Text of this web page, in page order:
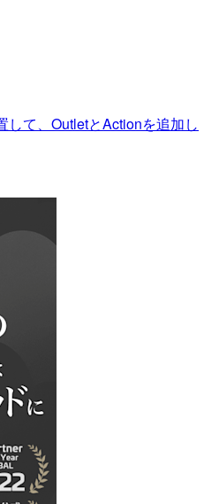
して、OutletとActionを追加し